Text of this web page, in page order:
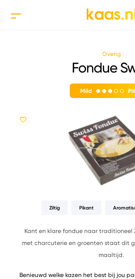
Overig
Fondue
Mild
Ziltig Pikant
Kant en klare fondue naar traditioneel
met charcuterie en groenten staat dit
maaltijd.
Benieuwd welke kazen het best bij jou